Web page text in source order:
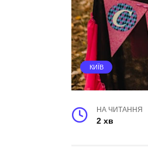
КИЇВ
НА ЧИТАННЯ
2 хв